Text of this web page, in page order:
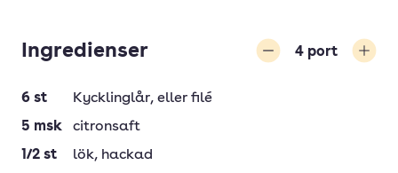
Ingredienser 4 port
6 st Kycklinglår, eller filé
5 msk
citronsaft
1/2 st lök, hackad